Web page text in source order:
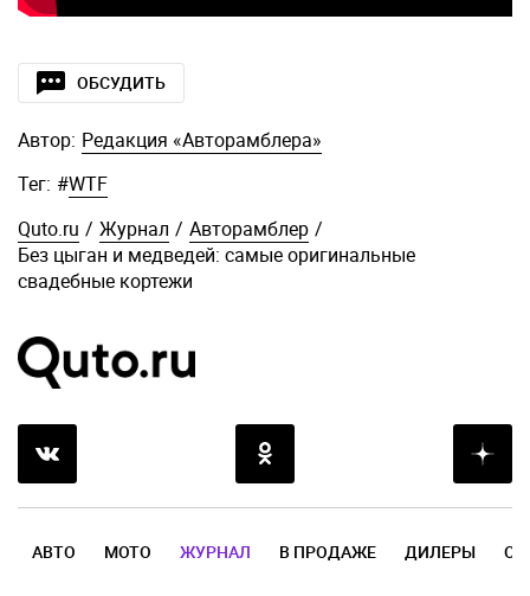
ОБСУДИТЬ
Автор: Редакция «Авторамблера»
Тег: #WTF
Quto.ru / Журнал / Авторамблер /
Без цыган и медведей: самые оригинальные
свадебные кортежи
АВТО МОТО ЖУРНАЛ В ПРОДАЖЕ ДИЛЕРЫ